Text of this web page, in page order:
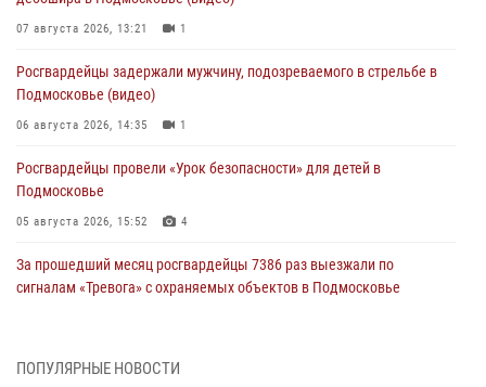
07 августа 2026, 13:21 1
Росгвардейцы задержали мужчину, подозреваемого в стрельбе в
Подмосковье (видео)
06 августа 2026, 14:35 1
Росгвардейцы провели «Урок безопасности» для детей в
Подмосковье
05 августа 2026, 15:52 4
За прошедший месяц росгвардейцы 7386 раз выезжали по
сигналам «Тревога» с охраняемых объектов в Подмосковье
Росгвардейцы пресекли кражу из супермаркета в Подмосковье
ПОПУЛЯРНЫЕ НОВОСТИ